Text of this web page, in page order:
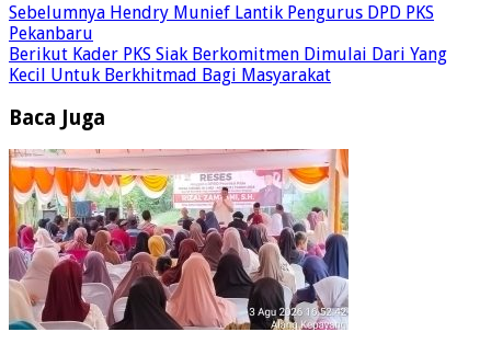
Sebelumnya Hendry Munief Lantik Pengurus DPD PKS
Pekanbaru
Berikut Kader PKS Siak Berkomitmen Dimulai Dari Yang
Kecil Untuk Berkhitmad Bagi Masyarakat
Baca Juga